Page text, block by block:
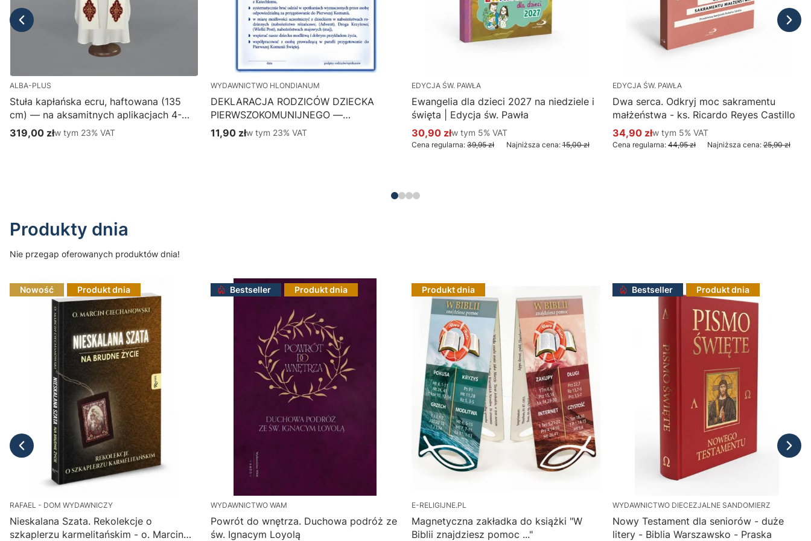
ALBA-PLUS
Stuła kapłańska ecru, haftowana (135
cm) — na aksamitnych aplikacjach 4-
387-1
Cena brutto
319,00 złw tym %s VAT
w tym 23% VAT
WYDAWNICTWO HLONDIANUM
DEKLARACJA RODZICÓW DZIECKA
PIERWSZOKOMUNIJNEGO —
Wydawnictwo Hlondianum - druk
parafialny, paczka 50 szt.
Cena brutto
11,90 złw tym %s VAT
w tym 23% VAT
EDYCJA ŚW. PAWŁA
Ewangelia dla dzieci 2027 na niedziele i
święta | Edycja św. Pawła
Cena promocyjna brutto
30,90 złw tym %s VAT
w tym 5% VAT
Cena regularna: 39,95 zł Najniższa cena: 15,00 zł
EDYCJA ŚW. PAWŁA
Dwa serca. Odkryj moc sakramentu
małżeństwa - ks. Ricardo Reyes Castillo
Cena promocyjna brutto
34,90 złw tym %s VAT
w tym 5% VAT
Cena regularna: 44,95 zł Najniższa cena: 25,90 zł
Produkty dnia
Nie przegap oferowanych produktów dnia!
Nowość Produkt dnia
RAFAEL - DOM WYDAWNICZY
Nieskalana Szata. Rekolekcje o
szkaplerzu karmelitańskim - o. Marcin
Bestseller Produkt dnia
WYDAWNICTWO WAM
Powrót do wnętrza. Duchowa podróż ze
św. Ignacym Loyolą
Produkt dnia
E-RELIGIJNE.PL
Magnetyczna zakładka do książki "W
Biblii znajdziesz pomoc ..."
Bestseller Produkt dnia
WYDAWNICTWO DIECEZJALNE SANDOMIERZ
Nowy Testament dla seniorów - duże
litery - Biblia Warszawsko - Praska